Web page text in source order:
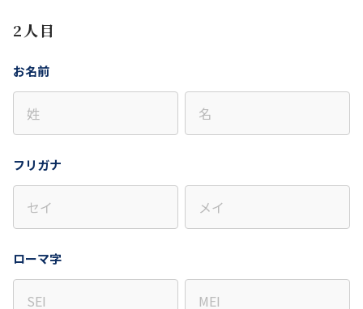
2人目
お名前
フリガナ
ローマ字